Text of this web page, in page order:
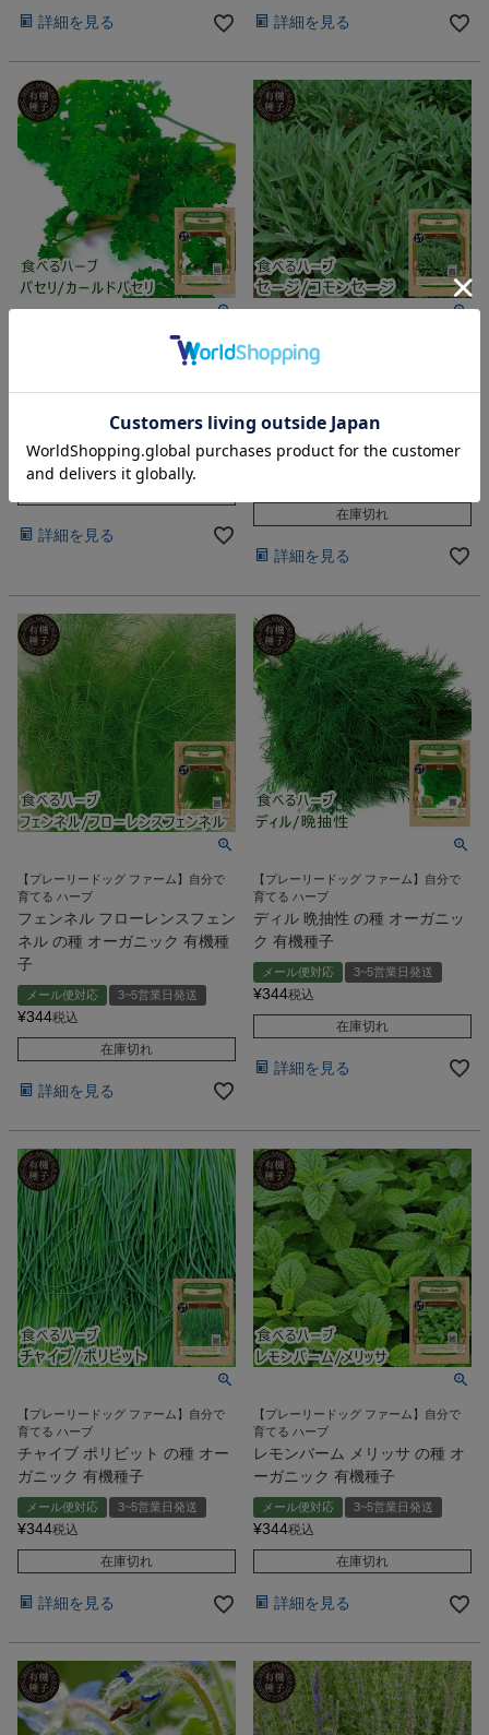
詳細を見る 詳細を見る
【プレーリードッグ ファーム】自分で
344 税込
詳細を見る
【プレーリードッグ ファーム】自分で
育てる ハーブ
eギフト対応
在庫切れ
詳細を見る
【プレーリードッグ ファーム】自分で
育てる ハーブ
フェンネル フローレンスフェン
ネル の種 オーガニック 有機種
子
メール便対応 3~5営業日発送
¥344税込
在庫切れ
詳細を見る
【プレーリードッグ ファーム】自分で
育てる ハーブ
ディル 晩抽性 の種 オーガニッ
ク 有機種子
メール便対応 3~5営業日発送
¥344税込
在庫切れ
詳細を見る
【プレーリードッグ ファーム】自分で
育てる ハーブ
チャイブ ポリビット の種 オー
ガニック 有機種子
メール便対応 3~5営業日発送
¥344税込
在庫切れ
詳細を見る
【プレーリードッグ ファーム】自分で
育てる ハーブ
レモンバーム メリッサ の種 オ
ーガニック 有機種子
メール便対応 3~5営業日発送
¥344税込
在庫切れ
詳細を見る